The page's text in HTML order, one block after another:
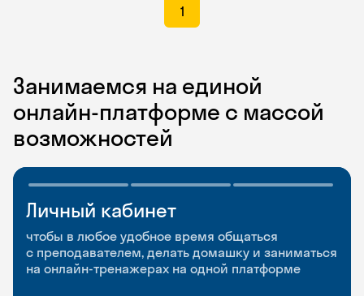
1
Занимаемся на единой
онлайн-платформе с массой
возможностей
Личный кабинет
чтобы в любое удобное время общаться
с преподавателем, делать домашку и заниматься
на онлайн-тренажерах на одной платформе
Мобильное
приложение
чтобы заниматься и изучать новые слова где
и когда удобно
Разговорные клубы
и Talks
Групповые занятия для разговорной практики
и индивидуальные встречи с преподавателями